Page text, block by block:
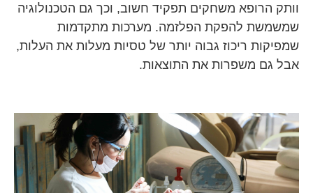
וותק הרופא משחקים תפקיד חשוב, וכך גם הטכנולוגיה
שמשמשת להפקת הפלזמה. מערכות מתקדמות
שמפיקות ריכוז גבוה יותר של טסיות מעלות את העלות,
אבל גם משפרות את התוצאות.